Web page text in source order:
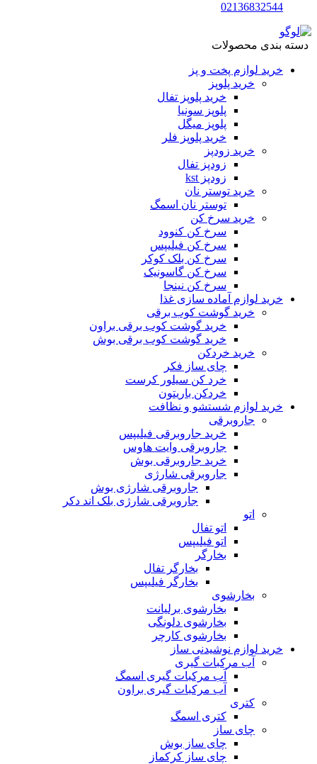
02136832544
دسته بندی محصولات
خرید لوازم پخت و پز
خرید پلوپز
خرید پلوپز تفال
پلوپز سونیا
پلوپز میگل
خرید پلوپز فلر
خرید زودپز
زودپز تفال
زودپز kst
خرید توستر نان
توستر نان اسمگ
خرید سرخ کن
سرخ کن کنوود
سرخ کن فیلیپس
سرخ کن بلک کوکر
سرخ کن گاسونیک
سرخ کن نینجا
خرید لوازم آماده سازی غذا
خرید گوشت کوب برقی
خرید گوشت کوب برقی براون
خرید گوشت کوب برقی بوش
خرید خردکن
چای ساز فکر
خرد کن سیلور کرست
خردکن باریتون
خرید لوازم شستشو و نظافت
جاروبرقی
خرید جاروبرقی فیلیپس
جاروبرقی وایت هاوس
خرید جاروبرقی بوش
جاروبرقی شارژی
جاروبرقی شارژی بوش
جاروبرقی شارژی بلک اند دکر
اتو
اتو تفال
اتو فیلیپس
بخارگر
بخارگر تفال
بخارگر فیلیپس
بخارشوی
بخارشوی برلیانت
بخارشوی دلونگی
بخارشوی کارچر
خرید لوازم نوشیدنی ساز
آب مرکبات گیری
آب مرکبات گیری اسمگ
آب مرکبات گیری براون
کتری
کتری اسمگ
چای ساز
چای ساز بوش
چای ساز کرکماز